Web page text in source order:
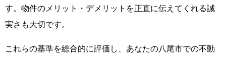
す。物件のメリット・デメリットを正直に伝えてくれる誠
実さも大切です。
これらの基準を総合的に評価し、あなたの八尾市での不動